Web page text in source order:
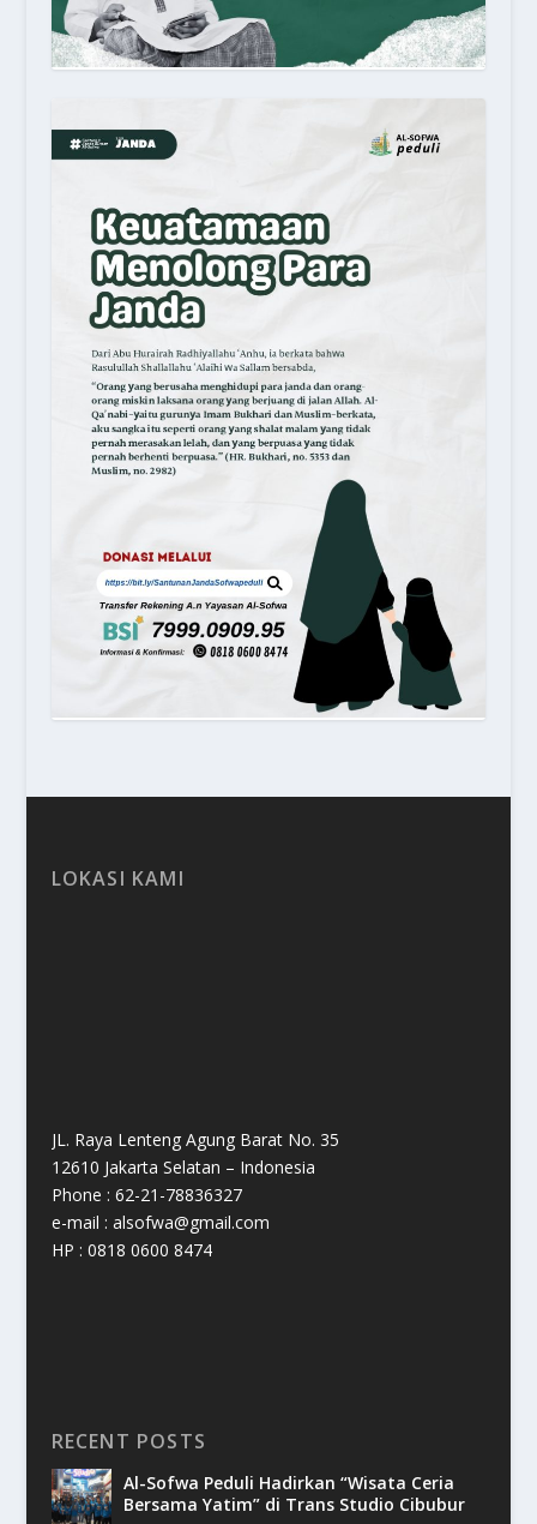
LOKASI KAMI
JL. Raya Lenteng Agung Barat No. 35
12610 Jakarta Selatan – Indonesia
Phone : 62-21-78836327
e-mail : alsofwa@gmail.com
HP : 0818 0600 8474
RECENT POSTS
Al-Sofwa Peduli Hadirkan “Wisata Ceria
Bersama Yatim” di Trans Studio Cibubur